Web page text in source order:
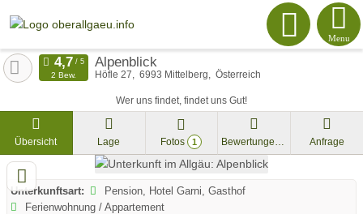
Menu
Alpenblick
Höfle 27 6993 Mittelberg Österreich
Wer uns findet, findet uns Gut!
2 Bew.
Übersicht Lage Fotos 1 Bewertungen Anfrage
Unterkunftsart:
Pension, Hotel Garni, Gasthof
Ferienwohnung / Appartement